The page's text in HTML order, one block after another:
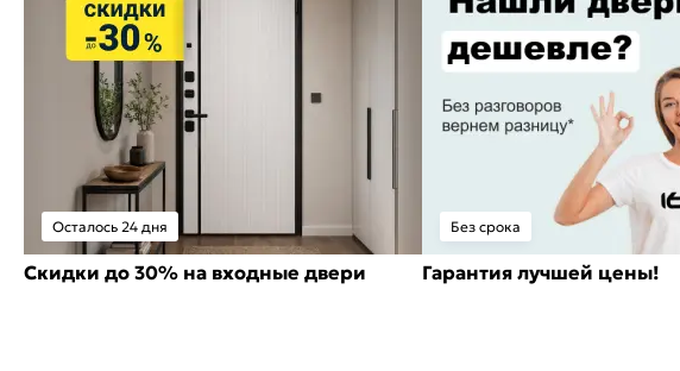
Осталось 24 дня
Скидки до 30% на входные двери
Без срока
Гарантия лучшей цены!